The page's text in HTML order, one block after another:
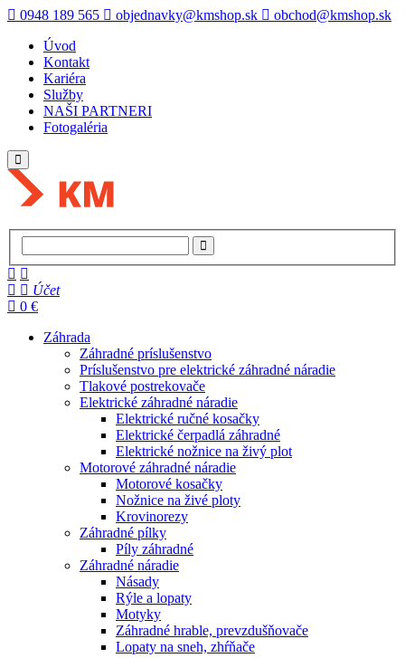
0948 189 565 objednavky@kmshop.sk
obchod@kmshop.sk
Úvod
Kontakt
Kariéra
Služby
NAŠI PARTNERI
Fotogaléria
Účet
0 €
Záhrada
Záhradné príslušenstvo
Príslušenstvo pre elektrické záhradné náradie
Tlakové postrekovače
Elektrické záhradné náradie
Elektrické ručné kosačky
Elektrické čerpadlá záhradné
Elektrické nožnice na živý plot
Motorové záhradné náradie
Motorové kosačky
Nožnice na živé ploty
Krovinorezy
Záhradné pílky
Píly záhradné
Záhradné náradie
Násady
Rýle a lopaty
Motyky
Záhradné hrable, prevzdušňovače
Lopaty na sneh, zhŕňače